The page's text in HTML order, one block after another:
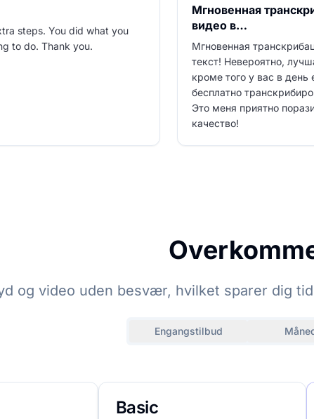
steps. You did what you
to do. Thank you.
Мгновенная
видео в…
Мгновенная
текст! Невероятно,
кроме того у вас в день
бесплатно
Это меня приятно
качество!
og video uden besvær, hvilket sparer dig
Engangstilbud
Basic